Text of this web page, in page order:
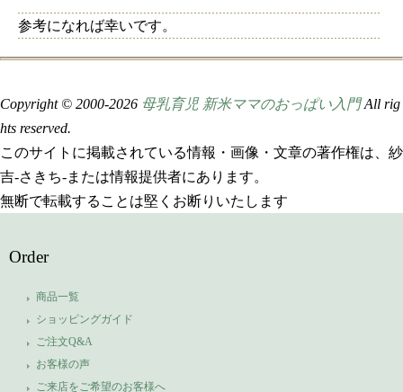
参考になれば幸いです。
Copyright © 2000-2026 母乳育児 新米ママのおっぱい入門All rig
hts reserved.
このサイトに掲載されている情報・画像・文章の著作権は、紗
吉-さきち-または情報提供者にあります。
無断で転載することは堅くお断りいたします
Order
商品一覧
ショッピングガイド
ご注文Q&A
お客様の声
ご来店をご希望のお客様へ